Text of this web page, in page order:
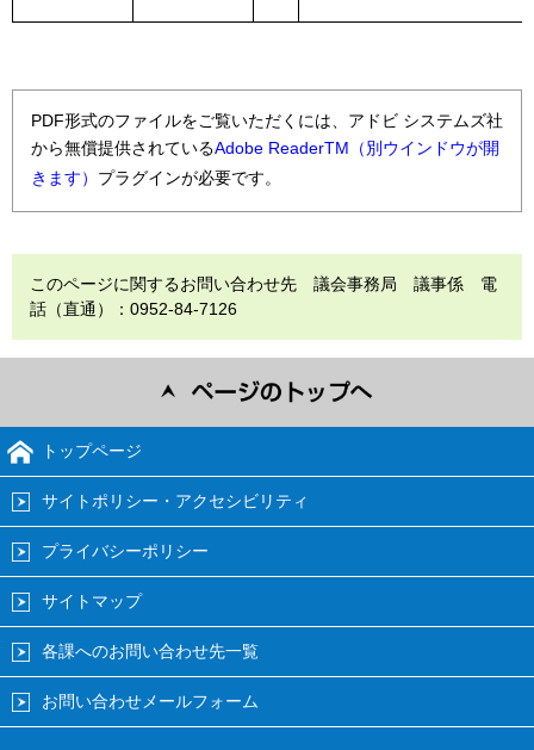
PDF形式のファイルをご覧いただくには、アドビ システムズ社
から無償提供されているAdobe ReaderTM（別ウインドウが開
きます） プラグインが必要です。
このページに関するお問い合わせ先 議会事務局 議事係 電
話（直通）：0952-84-7126
トップページ
サイトポリシー・アクセシビリティ
プライバシーポリシー
サイトマップ
各課へのお問い合わせ先一覧
お問い合わせメールフォーム